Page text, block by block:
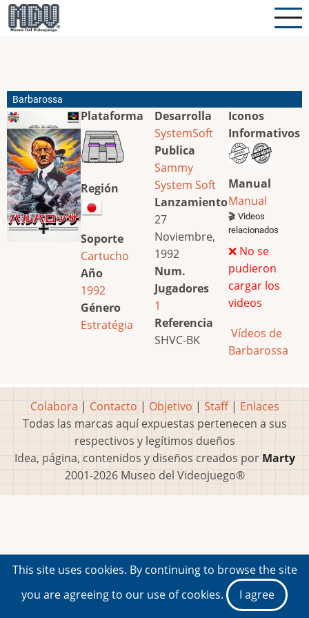
Pasar
al
Barbarossa
Plataforma
Región
Soporte
Cartucho
Año
1992
Género
Estratégia
Desarrolla
SystemSoft
Publica
Sammy
System Soft
Lanzamiento
27
Noviembre,
1992
Num.
Jugadores
1
Referencia
SHVC-BK
Iconos
Informativos
Manual
Manual
🎬 Videos
relacionados
❌ No se
pudieron
cargar los
videos
Vídeos de
Barbarossa
Colabora | Contacto | Objetivo | Staff| Enlaces
Todas las marcas aquí expuestas pertenecen a sus
respectivos y legítimos dueños
Idea, página, contenidos y diseños creados por Marty
2001-2026 Museo del Videojuego®
This site uses cookies. By continuing to browse the site
you are agreeing to our use of cookies.
I agree